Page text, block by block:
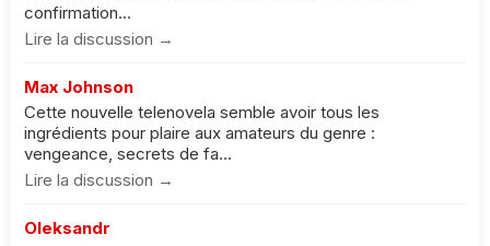
confirmation...
Lire la discussion →
Max Johnson
Cette nouvelle telenovela semble avoir tous les
ingrédients pour plaire aux amateurs du genre :
vengeance, secrets de fa...
Lire la discussion →
Oleksandr